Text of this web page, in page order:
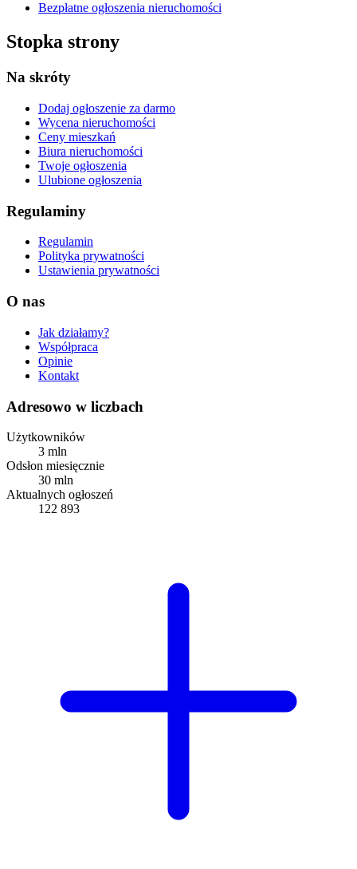
Bezpłatne ogłoszenia nieruchomości
Stopka strony
Na skróty
Dodaj ogłoszenie za darmo
Wycena nieruchomości
Ceny mieszkań
Biura nieruchomości
Twoje ogłoszenia
Ulubione ogłoszenia
Regulaminy
Regulamin
Polityka prywatności
Ustawienia prywatności
O nas
Jak działamy?
Współpraca
Opinie
Kontakt
Adresowo w liczbach
Użytkowników
3 mln
Odsłon miesięcznie
30 mln
Aktualnych ogłoszeń
122 893